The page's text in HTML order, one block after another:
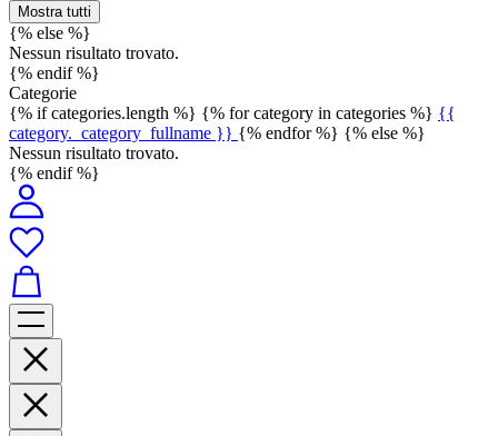
Mostra tutti
{% else %}
Nessun risultato trovato.
{% endif %}
Categorie
{% if categories.length %} {% for category in categories %} {{
category._category_fullname }} {% endfor %} {% else %}
Nessun risultato trovato.
{% endif %}